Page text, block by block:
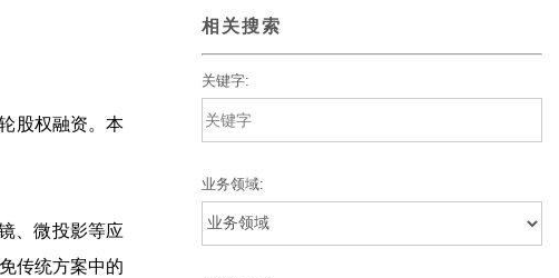
股权融资。本
、微投影等应
传统方案中的
相关搜索
关键字:
业务领域: